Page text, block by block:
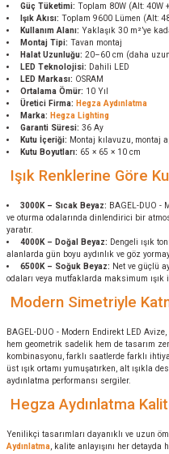
Güç Tüketimi: Toplam 80W (Alt: 40W
Işık Akısı: Toplam 9600 Lümen (Alt:
Kullanım Alanı: Yaklaşık 30 m²’ye
Montaj Tipi: Tavan montaj
Halat Uzunluğu: 20–60 cm (daha
LED Teknolojisi: Dahili LED
LED Markası: OSRAM
Ortalama Ömür: 10 Yıl
Üretici Firma: Hegza Aydınlatma
Marka: Hegza Lighting
Garanti Süresi: 36 Ay
Kutu İçeriği: Montaj kılavuzu, montaj
Kutu Boyutları: 65 × 65 × 10 cm
Işık Renklerine Göre
3000K – Sıcak Beyaz: BAGEL-DUO -
ve oturma odalarında dinlendirici bir
yaratır.
4000K – Doğal Beyaz: Dengeli ışık
alanlarda gün boyu aydınlık ve göz
6500K – Soğuk Beyaz: Net ve güçlü
odaları veya mutfaklarda maksimum ışık
Modern Simetriyle
BAGEL-DUO - Modern Endirekt LED
hem geometrik sadelik hem de tasarım
kombinasyonu, farklı saatlerde farklı
üst ışık ortamı yumuşatırken, alt ışıkla
aydınlatma performansı sergiler.
Hegza Aydınlatma
Yenilikçi tasarımları dayanıklı ve uzun
Aydınlatma , kalite anlayışını her detayda